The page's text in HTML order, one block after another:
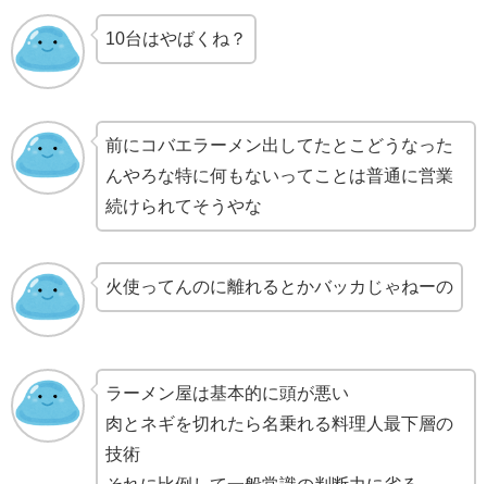
10台はやばくね？
前にコバエラーメン出してたとこどうなった
んやろな特に何もないってことは普通に営業
続けられてそうやな
火使ってんのに離れるとかバッカじゃねーの
ラーメン屋は基本的に頭が悪い
肉とネギを切れたら名乗れる料理人最下層の
技術